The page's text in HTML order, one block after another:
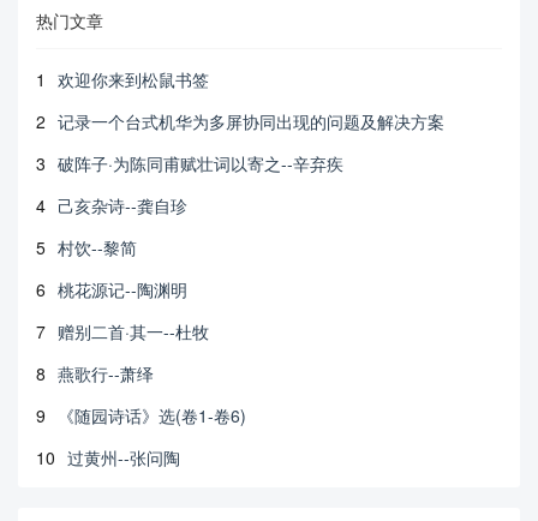
热门文章
1
欢迎你来到松鼠书签
2 记录一个台式机华为多屏协同出现的问题及解决方案
3 破阵子·为陈同甫赋壮词以寄之--辛弃疾
4 己亥杂诗--龚自珍
5 村饮--黎简
6 桃花源记--陶渊明
7 赠别二首·其一--杜牧
8 燕歌行--萧绎
9
《随园诗话》选(卷1-卷6)
10 过黄州--张问陶